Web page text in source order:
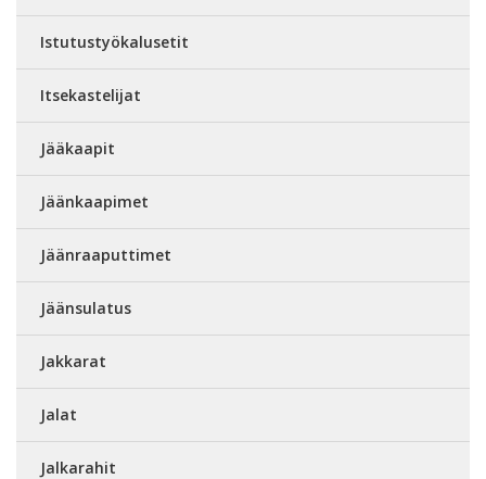
Istutustyökalusetit
Itsekastelijat
Jääkaapit
Jäänkaapimet
Jäänraaputtimet
Jäänsulatus
Jakkarat
Jalat
Jalkarahit